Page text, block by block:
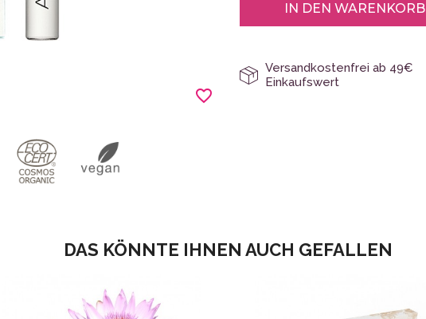
favorite_border
IN DEN WARENKORB
Versandkostenfrei ab 49€
Einkaufswert
DAS KÖNNTE IHNEN AUCH GEFALLEN